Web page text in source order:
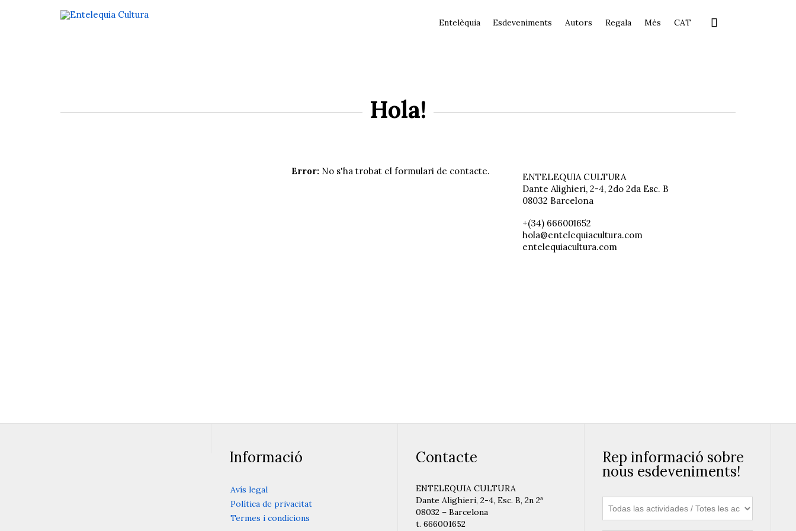
Entelèquia Esdeveniments Autors Regala Més CAT 
Hola!
Error: No s'ha trobat el formulari de contacte.
ENTELEQUIA CULTURA
Dante Alighieri, 2-4, 2do 2da Esc. B
08032 Barcelona
+(34) 666001652
hola@entelequiacultura.com
entelequiacultura.com
Informació
Avís legal
Política de privacitat
Termes i condicions
Contacte
ENTELEQUIA CULTURA
Dante Alighieri, 2-4, Esc. B, 2n 2ª
08032 – Barcelona
t. 666001652
Rep informació sobre
nous esdeveniments!